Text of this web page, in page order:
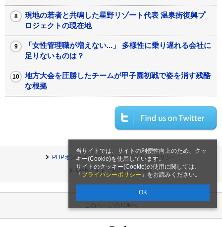
当サイトでは、サイトの利便性向上のため、クッ
キー(Cookie)を使用しています。
サイトのクッキー(Cookie)の使用に関しては、
「 プライバシーポリシー 」をお読みください。
OK
現地の若者と共鳴した星野リゾート代表 温泉街復興プ
ロジェクトの現在地
「女性管理職が増えない...」 多様性に乗り遅れる会社に
足りないものは？
地方大会を圧勝したチームが甲子園初戦で姿を消す残酷
な根拠
PHPオンラインとは
プライバシーポリシー
Webサイトご利用にあたって
このページのTOPへ